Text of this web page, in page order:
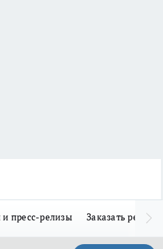
и пресс-релизы Заказать